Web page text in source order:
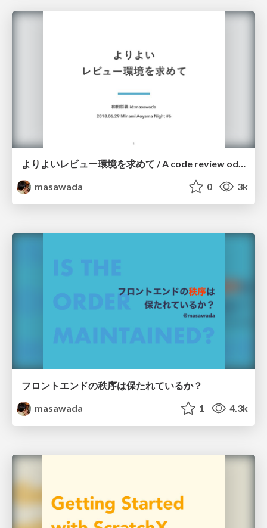
よりよいレビュー環境を求めて / A code review odyssey
masawada
0 3k
フロントエンドの秩序は保たれているか？
masawada
1 4.3k